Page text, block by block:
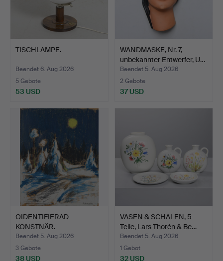
TISCHLAMPE.
Beendet 6. Aug 2026
5 Gebote
53 USD
WANDMASKE, Nr. 7,
unbekannter Entwerfer, U…
Beendet 5. Aug 2026
2 Gebote
37 USD
OIDENTIFIERAD
KONSTNÄR.
Winterlandschaft, …
Beendet 5. Aug 2026
3 Gebote
38 USD
VASEN & SCHALEN, 5
Teile, Lars Thorén & Be…
Beendet 5. Aug 2026
1 Gebot
32 USD